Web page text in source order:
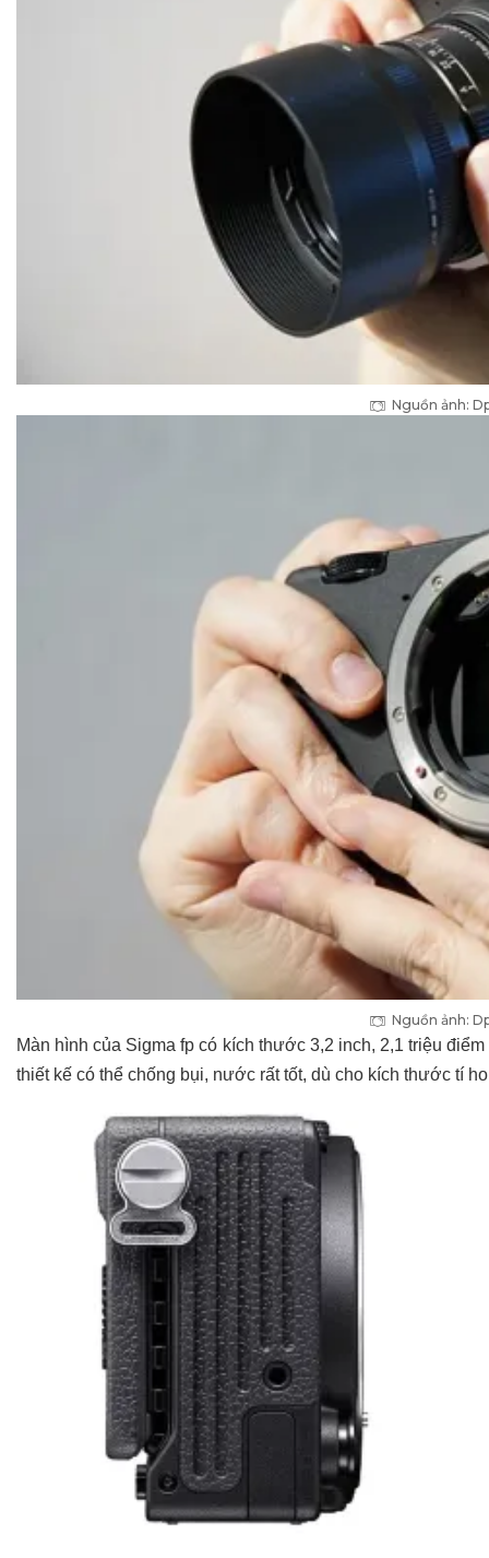
Nguồn ảnh:
Nguồn ảnh:
Màn hình của Sigma fp có kích thước 3,2 inch, 2,1 triệu
thiết kế có thể chống bụi, nước rất tốt, dù cho kích thước tí